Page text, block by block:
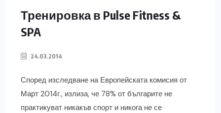
Тренировка в Pulse Fitness &
SPA
24.03.2014
Според изследване на Европейската комисия от
Март 2014г., излиза, че 78% от българите не
практикуват никакъв спорт и никога не се